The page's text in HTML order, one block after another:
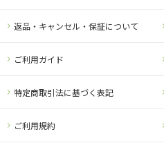
ご利用ガイド
ご利用規約
特定商取引法に基づく表記
返品・キャンセル・保証について